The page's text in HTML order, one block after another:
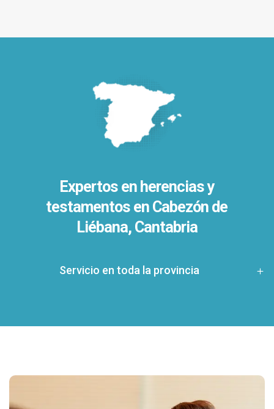
Expertos en herencias y
testamentos en Cabezón de
Liébana, Cantabria
Servicio en toda la provincia